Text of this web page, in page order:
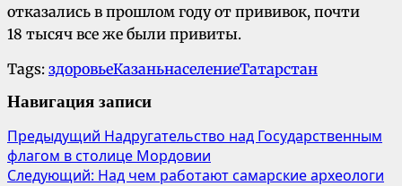
отказались в прошлом году от прививок, почти
18 тысяч все же были привиты.
Tags: здоровьеКазаньнаселениеТатарстан
Навигация записи
Предыдущий Надругательство над Государственным
флагом в столице Мордовии
Следующий: Над чем работают самарские археологи